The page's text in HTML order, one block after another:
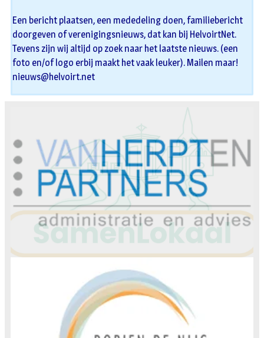
Een bericht plaatsen, een mededeling doen, familiebericht
doorgeven of verenigingsnieuws, dat kan bij HelvoirtNet.
Tevens zijn wij altijd op zoek naar het laatste nieuws. (een
foto en/of logo erbij maakt het vaak leuker). Mailen maar!
nieuws@helvoirt.net